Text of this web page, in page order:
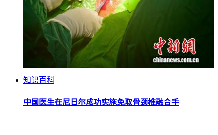
知识百科
中国医生在尼日尔成功实施免取骨颈椎融合手